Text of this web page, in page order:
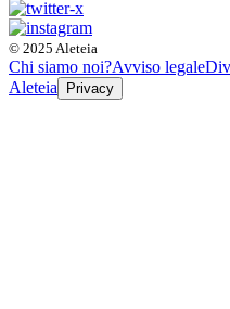
© 2025 Aleteia
Chi siamo noi?Avviso legale
Aleteia
Privacy